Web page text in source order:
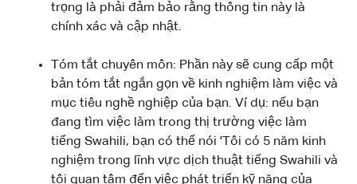
trọng là phải đảm bảo rằng thông tin này là
chính xác và cập nhật.
Tóm tắt chuyên môn: Phần này sẽ cung cấp một
bản tóm tắt ngắn gọn về kinh nghiệm làm việc và
mục tiêu nghề nghiệp của bạn. Ví dụ: nếu bạn
đang tìm việc làm trong thị trường việc làm
tiếng Swahili, bạn có thể nói 'Tôi có 5 năm kinh
nghiệm trong lĩnh vực dịch thuật tiếng Swahili và
tôi quan tâm đến việc phát triển kỹ năng của